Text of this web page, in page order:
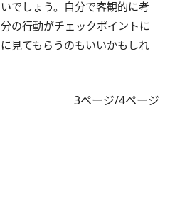
でしょう。自分で客観的に考
の行動がチェックポイントに
見てもらうのもいいかもしれ
3ページ/4ページ